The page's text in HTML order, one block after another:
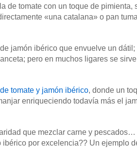
de tomate con un toque de pimienta,
«una catalana» o pan
jamón ibérico que envuelve un
pero en muchos ligares se
tomate y jamón ibérico, donde un
enriqueciendo todavía más el
que mezclar carne y
por excelencia?? Un ejemplo